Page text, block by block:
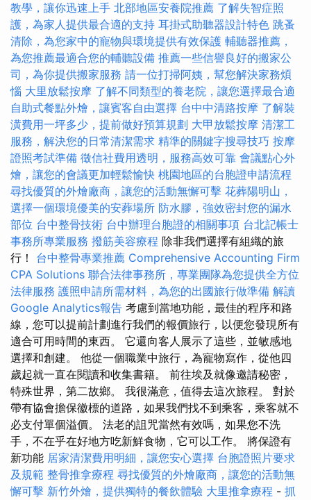
教學，讓你迅速上手 北部地區安養院推薦 了解失智症照
護，為家人提供最合適的支持 耳掛式助聽器設計特色 跳蚤
清除，為您家中的寵物與環境提供有效保護 輔聽器推薦，
為您推薦最適合您的輔聽設備 推薦一些信譽良好的搬家公
司，為你提供搬家服務 請一位打掃阿姨，幫您解決家務煩
惱 大里放鬆按摩 了解不同類型的養老院，讓您選擇最合適
自助式餐點外燴，讓賓客自由選擇 台中中清路按摩 了解裝
潢費用一坪多少，提前做好預算規劃 大甲放鬆按摩 清潔工
服務，解決您的日常清潔需求 精準的關鍵字搜尋技巧 按摩
證照考試準備 徵信社費用透明，服務高效可靠 會議點心外
燴，讓您的會議更加輕鬆愉快 桃園地區的台胞證申請流程
尋找優質的外燴廠商，讓您的活動無懈可擊 花葬陽明山，
選擇一個環境優美的安葬場所 防水膠，強效密封您的漏水
部位 台中整骨技術 台中辦理台胞證的相關事項 台北記帳士
事務所專業服務 撥筋美容療程 除非我們選擇有組織的旅
行！ 台中整骨專業推薦 Comprehensive Accounting Firm
CPA Solutions 聯合法律事務所，專業團隊為您提供全方位
法律服務 護照申請所需材料，為您的出國旅行做準備 解讀
Google Analytics報告 考慮到當地功能，最佳的程序和路
線，您可以提前計劃進行我們的報價旅行，以便您發現所有
適合可用時間的東西。 它還向客人展示了這些，並敏感地
選擇和創建。 他從一個職業中旅行，為寵物寫作，從他四
歲起就一直在閱讀和收集書籍。 前往埃及就像邀請秘密，
特殊世界，第二故鄉。 我很滿意，值得去這次旅程。 對於
帶有協會擔保徽標的道路，如果我們找不到乘客，乘客就不
必支付單個溢價。 法老的詛咒當然有效嗎，如果您不洗
手，不在乎在好地方吃新鮮食物，它可以工作。 將保證有
新功能 居家清潔費用明細，讓您安心選擇 台胞證照片要求
及規範 整骨推拿療程 尋找優質的外燴廠商，讓您的活動無
懈可擊 新竹外燴，提供獨特的餐飲體驗 大里推拿療程 - 抓